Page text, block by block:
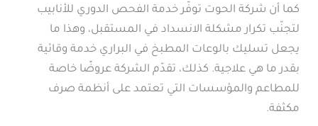
كما أن شركة الحوت توفّر خدمة الفحص الدوري للأنابيب
لتجنّب تكرار مشكلة الانسداد في المستقبل، وهذا ما
يجعل تسليك بالوعات المطبخ في البراري خدمة وقائية
بقدر ما هي علاجية. كذلك، تقدّم الشركة عروضًا خاصة
للمطاعم والمؤسسات التي تعتمد على أنظمة صرف
مكثفة.